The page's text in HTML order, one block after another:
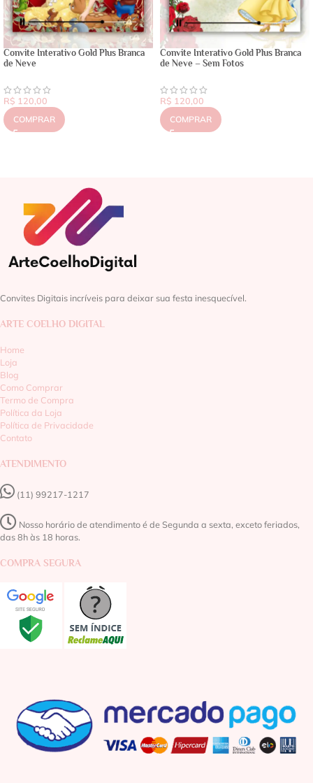
Convite Interativo Gold Plus Branca
de Neve
R$ 120,00
COMPRAR
Convite Interativo Gold Plus Branca
de Neve – Sem Fotos
R$ 120,00
COMPRAR
Convites Digitais incríveis para deixar sua festa inesquecível.
ARTE COELHO DIGITAL
Home
Loja
Blog
Como Comprar
Termo de Compra
Política da Loja
Política de Privacidade
Contato
ATENDIMENTO
(11) 99217-1217‬
Nosso horário de atendimento é de Segunda a sexta, exceto feriados,
das 8h às 18 horas.
COMPRA SEGURA